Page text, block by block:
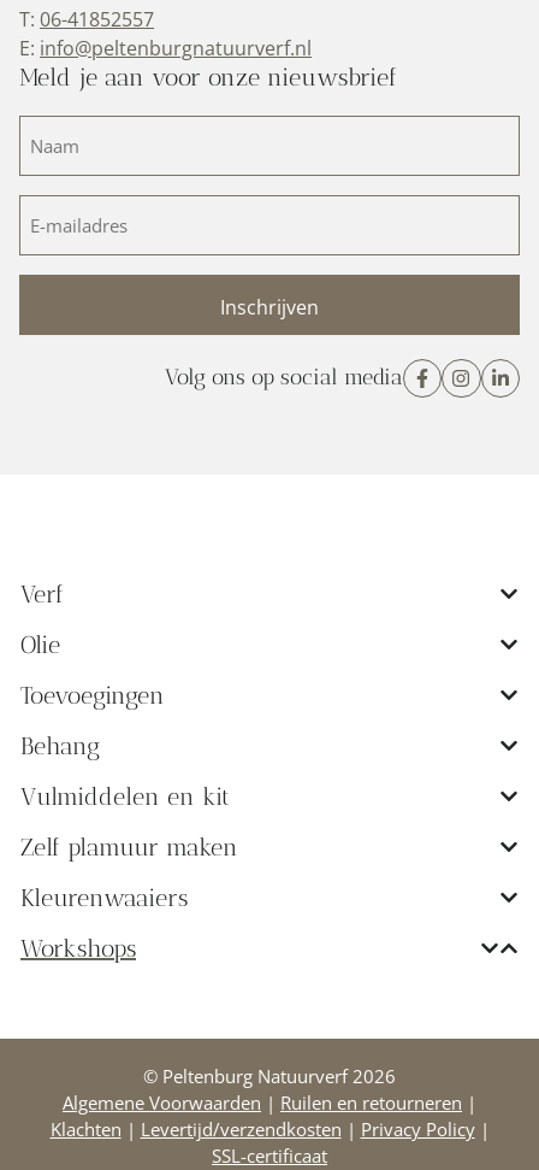
T: 06-41852557
E: info@peltenburgnatuurverf.nl
Meld je aan voor onze nieuwsbrief
(Vereist)
mailadres
Volg ons op social media
Verf
Olie
Toevoegingen
Behang
Vulmiddelen en kit
Zelf plamuur maken
Kleurenwaaiers
Workshops
© Peltenburg Natuurverf 2026
Algemene Voorwaarden | Ruilen en retourneren |
Klachten | Levertijd/verzendkosten | Privacy Policy|
SSL-certificaat